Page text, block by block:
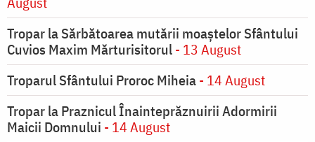
Tropar la Sărbătoarea mutării moaştelor Sfântului
Cuvios Maxim Mărturisitorul- 13 August
Troparul Sfântului Proroc Miheia- 14 August
Tropar la Praznicul Înainteprăznuirii Adormirii
Maicii Domnului - 14 August